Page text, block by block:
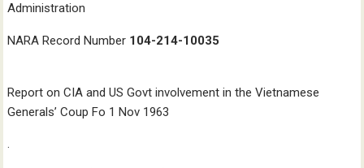
Administration
NARA Record Number 104-214-10035
Report on CIA and US Govt involvement in the Vietnamese
Generals’ Coup Fo 1 Nov 1963
.